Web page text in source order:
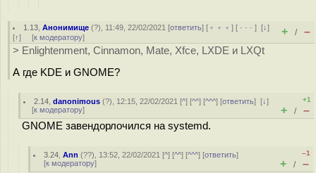
1.13 ,Анонимище (?), 11:49, 22/02/2021 [ответить] [ ﹢﹢﹢] [ · · ·][↓]
[↑] [к модератору] + / –
> Enlightenment, Cinnamon, Mate, Xfce, LXDE и LXQt
А где KDE и GNOME?
2.14 ,danonimous (?), 12:15, 22/02/2021 [^] [^^] [^^^] [ответить][↓]
[к модератору]
+1
+ / –
GNOME завендорлочился на systemd.
3.24 ,Ann (??), 13:52, 22/02/2021 [^] [^^] [^^^] [ответить]
[к модератору]
–1
+ / –